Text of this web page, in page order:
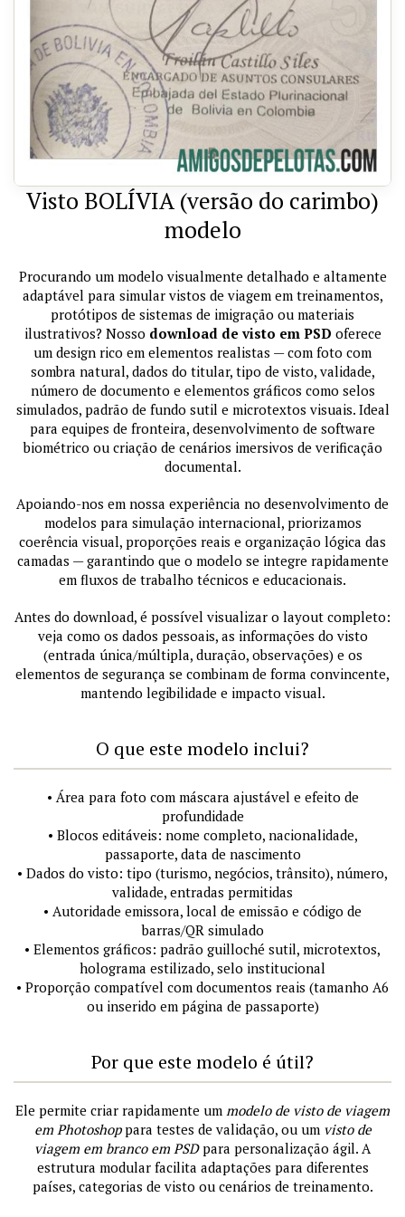
Visto BOLÍVIA (versão do carimbo)
modelo
Procurando um modelo visualmente detalhado e altamente
adaptável para simular vistos de viagem em treinamentos,
protótipos de sistemas de imigração ou materiais
ilustrativos? Nosso download de visto em PSD oferece
um design rico em elementos realistas — com foto com
sombra natural, dados do titular, tipo de visto, validade,
número de documento e elementos gráficos como selos
simulados, padrão de fundo sutil e microtextos visuais. Ideal
para equipes de fronteira, desenvolvimento de software
biométrico ou criação de cenários imersivos de verificação
documental.
Apoiando-nos em nossa experiência no desenvolvimento de
modelos para simulação internacional, priorizamos
coerência visual, proporções reais e organização lógica das
camadas — garantindo que o modelo se integre rapidamente
em fluxos de trabalho técnicos e educacionais.
Antes do download, é possível visualizar o layout completo:
veja como os dados pessoais, as informações do visto
(entrada única/múltipla, duração, observações) e os
elementos de segurança se combinam de forma convincente,
mantendo legibilidade e impacto visual.
O que este modelo inclui?
• Área para foto com máscara ajustável e efeito de
profundidade
• Blocos editáveis: nome completo, nacionalidade,
passaporte, data de nascimento
• Dados do visto: tipo (turismo, negócios, trânsito), número,
validade, entradas permitidas
• Autoridade emissora, local de emissão e código de
barras/QR simulado
• Elementos gráficos: padrão guilloché sutil, microtextos,
holograma estilizado, selo institucional
• Proporção compatível com documentos reais (tamanho A6
ou inserido em página de passaporte)
Por que este modelo é útil?
Ele permite criar rapidamente um modelo de visto de viagem
em Photoshoppara testes de validação, ou um visto de
viagem em branco em PSDpara personalização ágil. A
estrutura modular facilita adaptações para diferentes
países, categorias de visto ou cenários de treinamento.